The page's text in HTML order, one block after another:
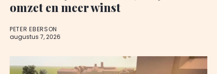
omzet en meer winst
PETER EBERSON
augustus 7, 2026